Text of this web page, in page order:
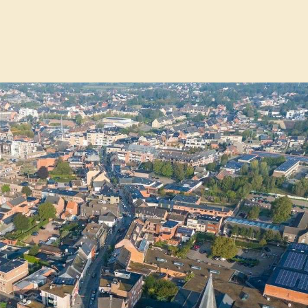
gedragen en sterk woonbeleid